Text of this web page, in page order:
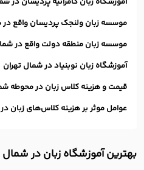
موسسه زبان ولنجک پردیسان واقع
موسسه زبان منطقه دولت واقع در
آموزشگاه زبان نوبنیاد در شمال تهران
قیمت و هزینه کلاس زبان در محوطه
عوامل موثر بر هزینه کلاس‌های زبان
بهترین آموزشگاه زبان در